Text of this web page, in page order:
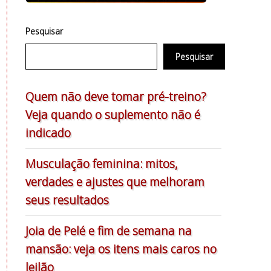
Pesquisar
Pesquisar
Quem não deve tomar pré-treino?
Veja quando o suplemento não é
indicado
Musculação feminina: mitos,
verdades e ajustes que melhoram
seus resultados
Joia de Pelé e fim de semana na
mansão: veja os itens mais caros no
leilão